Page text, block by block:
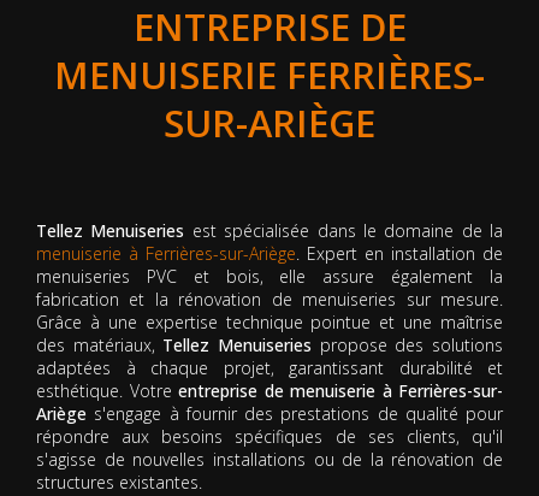
ENTREPRISE DE
MENUISERIE FERRIÈRES-
SUR-ARIÈGE
Tellez Menuiseries est spécialisée dans le domaine de la
menuiserie à Ferrières-sur-Ariège. Expert en installation de
menuiseries PVC et bois, elle assure également la
fabrication et la rénovation de menuiseries sur mesure.
Grâce à une expertise technique pointue et une maîtrise
des matériaux, Tellez Menuiseries propose des solutions
adaptées à chaque projet, garantissant durabilité et
esthétique. Votre entreprise de menuiserie à Ferrières-sur-
Ariège s'engage à fournir des prestations de qualité pour
répondre aux besoins spécifiques de ses clients, qu'il
s'agisse de nouvelles installations ou de la rénovation de
structures existantes.